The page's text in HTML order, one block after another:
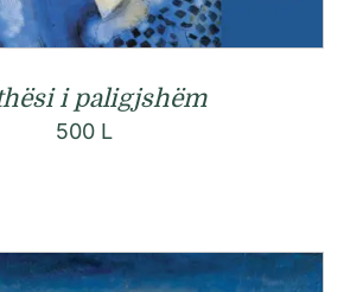
i paligjshëm
500 L